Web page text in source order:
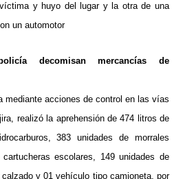
y huyo del lugar y la otra de una
un automotor
decomisan mercancías de
mediante acciones de control en las vías
realizó la aprehensión de 474 litros de
383 unidades de morrales
escolares, 149 unidades de
y 01 vehículo tipo camioneta, por